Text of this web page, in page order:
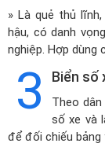
» Là quẻ thủ
hậu, có danh
nghiệp. Hợp dùng
3 Biển số
Theo
số xe và
để đối chiếu bảng